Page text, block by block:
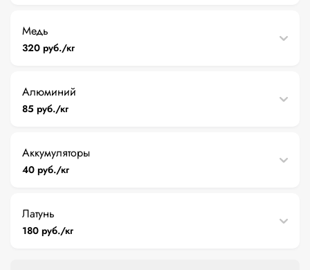
Медь
320 руб./кг
Алюминий
85 руб./кг
Аккумуляторы
40 руб./кг
Латунь
180 руб./кг